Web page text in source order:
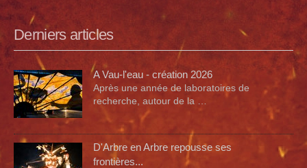
Derniers articles
A Vau-l'eau - création 2026
Après une année de laboratoires de
recherche, autour de la …
D'Arbre en Arbre repousse ses
frontières...